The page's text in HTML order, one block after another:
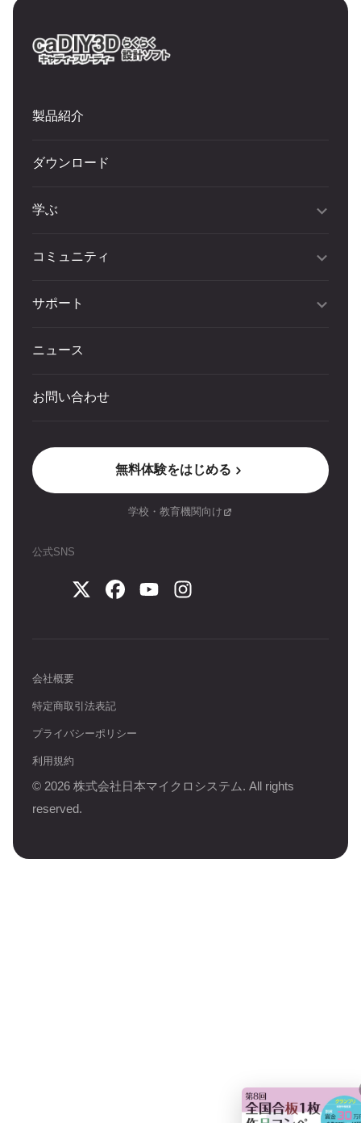
製品紹介
ダウンロード
学ぶ
コミュニティ
サポート
ニュース
お問い合わせ
無料体験をはじめる
学校・教育機関向け
公式SNS
会社概要
特定商取引法表記
プライバシーポリシー
利用規約
© 2026 株式会社日本マイクロシステム. All rights
reserved.